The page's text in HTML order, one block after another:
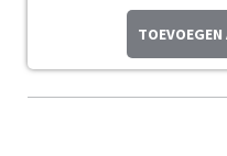
TOEVOEGEN